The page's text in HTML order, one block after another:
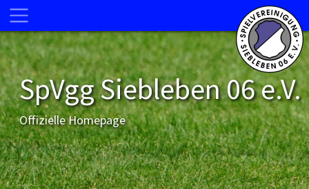
SpVgg Siebleben 06 e.V.
Offizielle Homepage